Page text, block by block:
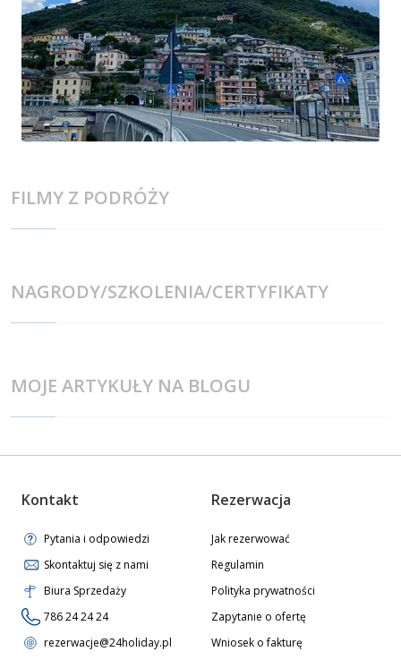
FILMY Z PODRÓŻY
NAGRODY/SZKOLENIA/CERTYFIKATY
MOJE ARTYKUŁY NA BLOGU
Kontakt
Pytania i odpowiedzi
Skontaktuj się z nami
Biura Sprzedaży
786 24 24 24
rezerwacje@24holiday.pl
Rezerwacja
Jak rezerwować
Regulamin
Polityka prywatności
Zapytanie o ofertę
Wniosek o fakturę